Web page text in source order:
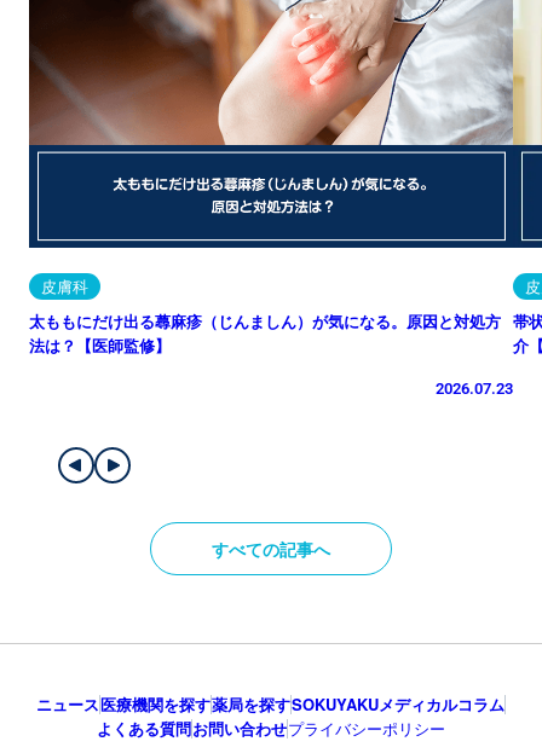
皮膚科
太ももにだけ出る蕁麻疹（じんましん）が気になる。原因と対処方
法は？【医師監修】
2026.07.23
帯
介
すべての記事へ
ニュース医療機関を探す薬局を探すSOKUYAKUメディカルコラム
よくある質問お問い合わせプライバシーポリシー